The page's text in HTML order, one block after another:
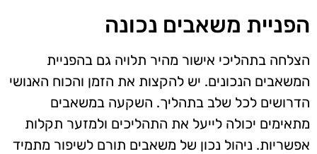
הפניית משאבים נכונה
הצלחה בתהליכי אישור מהיר תלויה גם בהפניית
המשאבים הנכונים. יש להקצות את הזמן והכוח האנושי
הדרושים לכל שלב בתהליך. השקעה במשאבים
מתאימים יכולה לייעל את התהליכים ולמזער תקלות
אפשריות. ניהול נכון של משאבים תורם לשיפור מתמיד